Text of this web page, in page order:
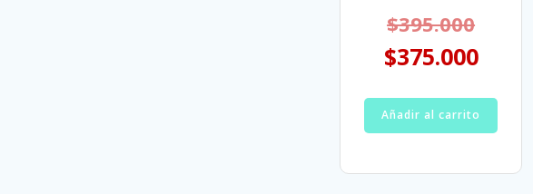
$395.000
$375.000
Añadir al carrito